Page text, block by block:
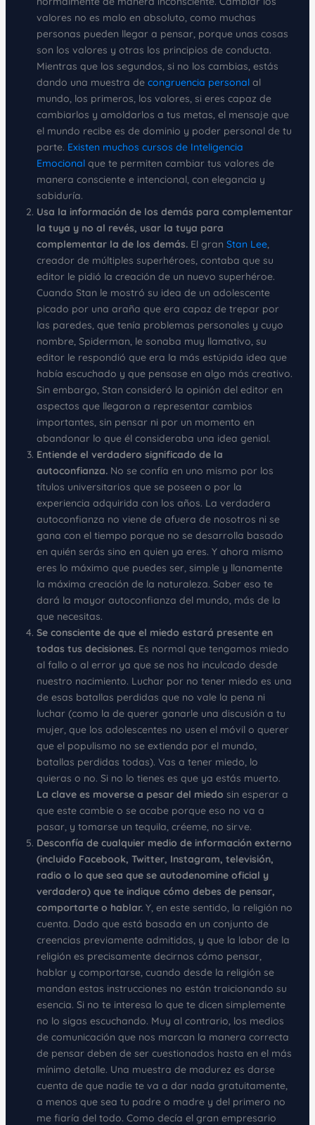
valores no es malo en absoluto, como muchas
personas pueden llegar a pensar, porque unas cosas
son los valores y otras los principios de conducta.
Mientras que los segundos, si no los cambias, estás
dando una muestra de congruencia personalal
mundo, los primeros, los valores, si eres capaz de
cambiarlos y amoldarlos a tus metas, el mensaje que
el mundo recibe es de dominio y poder personal de tu
parte. Existen muchos cursos de Inteligencia
Emocionalque te permiten cambiar tus valores de
manera consciente e intencional, con elegancia y
sabiduría.
Usa la información de los demás para complementar
la tuya y no al revés, usar la tuya para
complementar la de los demás. El gran Stan Lee,
creador de múltiples superhéroes, contaba que su
editor le pidió la creación de un nuevo superhéroe.
Cuando Stan le mostró su idea de un adolescente
picado por una araña que era capaz de trepar por
las paredes, que tenía problemas personales y cuyo
nombre, Spiderman, le sonaba muy llamativo, su
editor le respondió que era la más estúpida idea que
había escuchado y que pensase en algo más creativo.
Sin embargo, Stan consideró la opinión del editor en
aspectos que llegaron a representar cambios
importantes, sin pensar ni por un momento en
abandonar lo que él consideraba una idea genial.
Entiende el verdadero significado de la
autoconfianza. No se confía en uno mismo por los
títulos universitarios que se poseen o por la
experiencia adquirida con los años. La verdadera
autoconfianza no viene de afuera de nosotros ni se
gana con el tiempo porque no se desarrolla basado
en quién serás sino en quien ya eres. Y ahora mismo
eres lo máximo que puedes ser, simple y llanamente
la máxima creación de la naturaleza. Saber eso te
dará la mayor autoconfianza del mundo, más de la
que necesitas.
Se consciente de que el miedo estará presente en
todas tus decisiones. Es normal que tengamos miedo
al fallo o al error ya que se nos ha inculcado desde
nuestro nacimiento. Luchar por no tener miedo es una
de esas batallas perdidas que no vale la pena ni
luchar (como la de querer ganarle una discusión a tu
mujer, que los adolescentes no usen el móvil o querer
que el populismo no se extienda por el mundo,
batallas perdidas todas). Vas a tener miedo, lo
quieras o no. Si no lo tienes es que ya estás muerto.
La clave es moverse a pesar del miedo sin esperar a
que este cambie o se acabe porque eso no va a
pasar, y tomarse un tequila, créeme, no sirve.
Desconfía de cualquier medio de información externo
(incluido Facebook, Twitter, Instagram, televisión,
radio o lo que sea que se autodenomine oficial y
verdadero) que te indique cómo debes de pensar,
comportarte o hablar.Y, en este sentido, la religión no
cuenta. Dado que está basada en un conjunto de
creencias previamente admitidas, y que la labor de la
religión es precisamente decirnos cómo pensar,
hablar y comportarse, cuando desde la religión se
mandan estas instrucciones no están traicionando su
esencia. Si no te interesa lo que te dicen simplemente
no lo sigas escuchando. Muy al contrario, los medios
de comunicación que nos marcan la manera correcta
de pensar deben de ser cuestionados hasta en el más
mínimo detalle. Una muestra de madurez es darse
cuenta de que nadie te va a dar nada gratuitamente,
a menos que sea tu padre o madre y del primero no
me fiaría del todo. Como decía el gran empresario